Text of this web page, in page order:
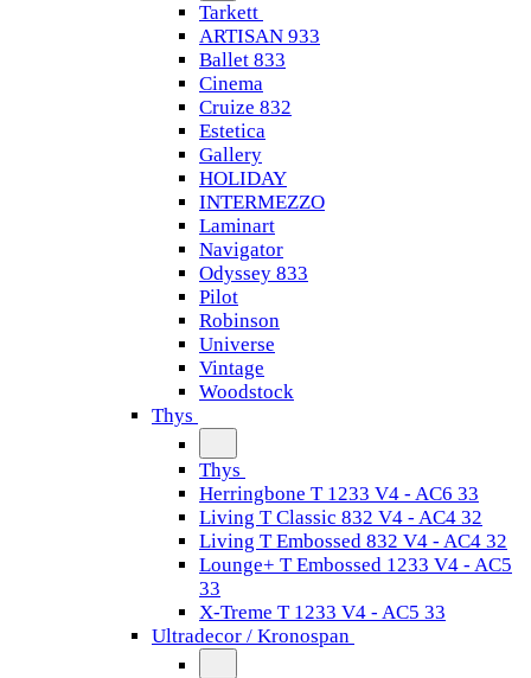
Tarkett
ARTISAN 933
Ballet 833
Cinema
Cruize 832
Estetica
Gallery
HOLIDAY
INTERMEZZO
Laminart
Navigator
Odyssey 833
Pilot
Robinson
Universe
Vintage
Woodstock
Thys
Thys
Herringbone T 1233 V4 - AC6 33
Living T Classic 832 V4 - AC4 32
Living T Embossed 832 V4 - AC4 32
Lounge+ T Embossed 1233 V4 - AC5
33
X-Treme T 1233 V4 - AC5 33
Ultradecor / Kronospan